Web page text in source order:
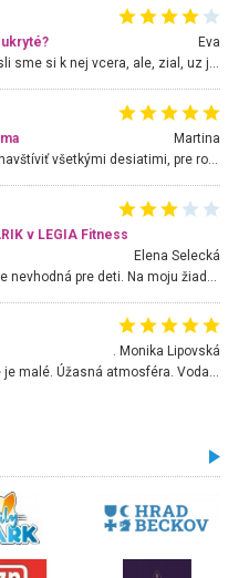
Eva
Hojdacka v Krpelanoch uz nie je, vysli sme si k nej vcera, ale, zial, uz je znicena. Ak sem planujete cestu len kvoli hojdacke, mozete si ju usetrit. Krasny vyhlad je tu vsak aj bez hojdacky :-)
Martina
Nádherné miesto ktoré odporúčam navštíviť všetkými desiatimi, pre rodiny s deťmi, dôchodcom... Proste a jednoducho ozaj rozprávkový les.. určite ešte prídeme. Odniesli sme si na pamiatku krásne tričká,
v LEGIA Fitness
Elena Selecká
. Monika Lipovská
Úžasné prostredie, napriek tomu, že je malé. Úžasná atmosféra. Voda fantastická a nádherná. Ľudí je pomerne veľa, ale su mili a ohľaduplní. Je veľmi zaujímavé sledovať, ako dokážu spolu športovať cudzí ľudia a bez ohľadu na vek. Vládne tu pohoda. Vnuka neviem dostať z vody. Ďakujem za krásny deň . Urcite sa sem vrátim. Jediný problém je s parkovaním, ale aj ten sa mi podarilo vyriešiť. Monika Bratislava